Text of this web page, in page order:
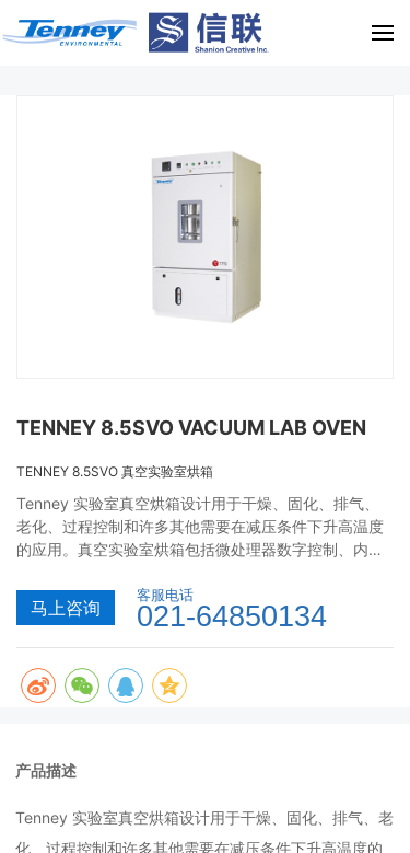
TENNEY 8.5SVO VACUUM LAB OVEN
TENNEY 8.5SVO 真空实验室烘箱
Tenney 实验室真空烘箱设计用于干燥、固化、排气、
老化、过程控制和许多其他需要在减压条件下升高温度
的应用。真空实验室烘箱包括微处理器数字控制、内置
马上咨询
客服电话
021-64850134
产品描述
Tenney 实验室真空烘箱设计用于干燥、固化、排气、老
化、过程控制和许多其他需要在减压条件下升高温度的